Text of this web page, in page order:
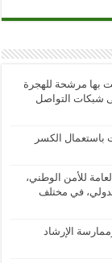
بها مرشحة للهجرة
شبكات التواصل
باستعمال الكسر
للأمن الوطني،
في مختلف
الإرشاد